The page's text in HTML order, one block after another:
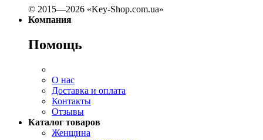
© 2015—2026 «Key-Shop.com.ua»
Компания
Помощь
О нас
Доставка и оплата
Контакты
Отзывы
Каталог товаров
Женщина